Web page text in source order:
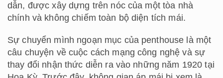
dẫn, được xây dựng trên nóc của một tòa nhà
chính và không chiếm toàn bộ diện tích mái.
Sự chuyển mình ngoạn mục của penthouse là một
câu chuyện về cuộc cách mạng công nghệ và sự
thay đổi nhận thức diễn ra vào những năm 1920 tại